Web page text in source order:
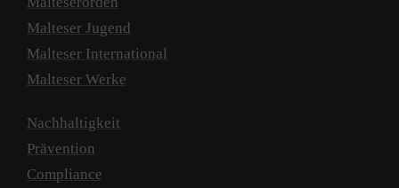
Malteser Jugend
Malteser International
Malteser Werke
Nachhaltigkeit
Prävention
Compliance